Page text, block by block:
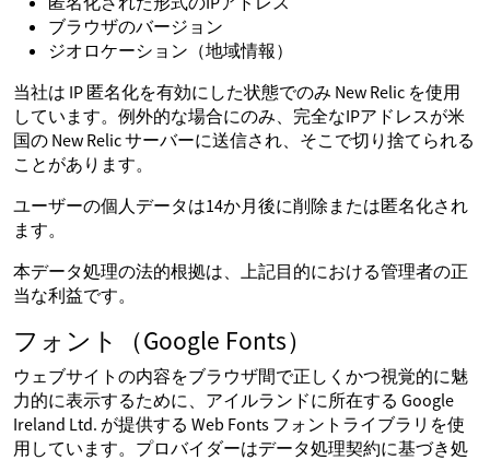
ブラウザのバージョン
ジオロケーション（地域情報）
当社は IP 匿名化を有効にした状態でのみ New Relic を使用
しています。例外的な場合にのみ、完全なIPアドレスが米
国の New Relic サーバーに送信され、そこで切り捨てられる
ことがあります。
ユーザーの個人データは14か月後に削除または匿名化され
ます。
本データ処理の法的根拠は、上記目的における管理者の正
当な利益です。
フォント（Google Fonts）
ウェブサイトの内容をブラウザ間で正しくかつ視覚的に魅
力的に表示するために、アイルランドに所在する Google
Ireland Ltd. が提供する Web Fonts フォントライブラリを使
用しています。プロバイダーはデータ処理契約に基づき処